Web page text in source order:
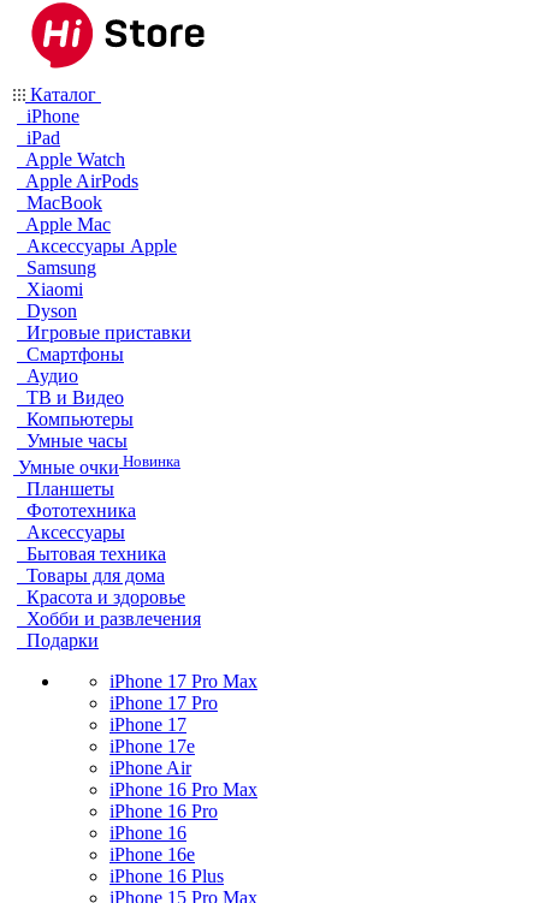
Каталог
iPhone
iPad
Apple Watch
Apple AirPods
MacBook
Apple Mac
Аксессуары Apple
Samsung
Xiaomi
Dyson
Игровые приставки
Смартфоны
Аудио
ТВ и Видео
Компьютеры
Умные часы
Умные очки Новинка
Планшеты
Фототехника
Аксессуары
Бытовая техника
Товары для дома
Красота и здоровье
Хобби и развлечения
Подарки
iPhone 17 Pro Max
iPhone 17 Pro
iPhone 17
iPhone 17e
iPhone Air
iPhone 16 Pro Max
iPhone 16 Pro
iPhone 16
iPhone 16e
iPhone 16 Plus
iPhone 15 Pro Max